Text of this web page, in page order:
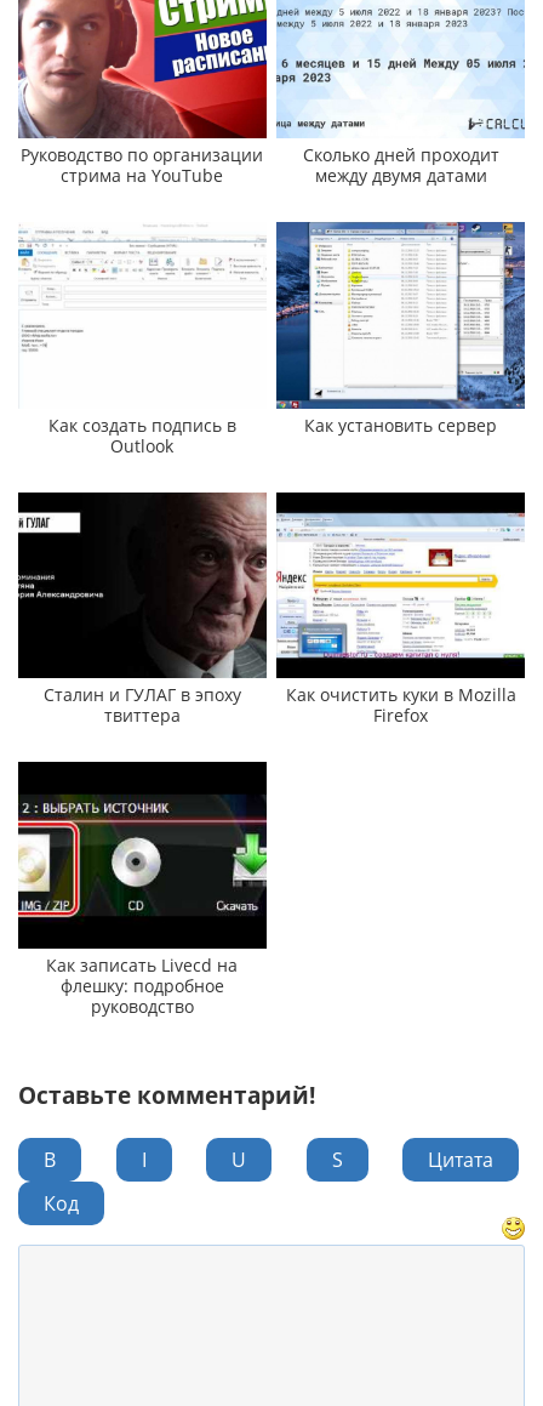
Руководство по организации
стрима на YouTube
Сколько дней проходит
между двумя датами
Как создать подпись в
Outlook
Как установить сервер
Сталин и ГУЛАГ в эпоху
твиттера
Как очистить куки в Mozilla
Firefox
Как записать Livecd на
флешку: подробное
руководство
Оставьте комментарий!
B I U S
Цитата
Код